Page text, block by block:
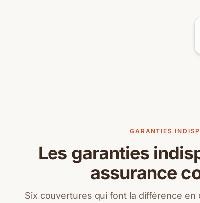
GARANTIES
Les garanties
assurance
Six couvertures qui font la différence